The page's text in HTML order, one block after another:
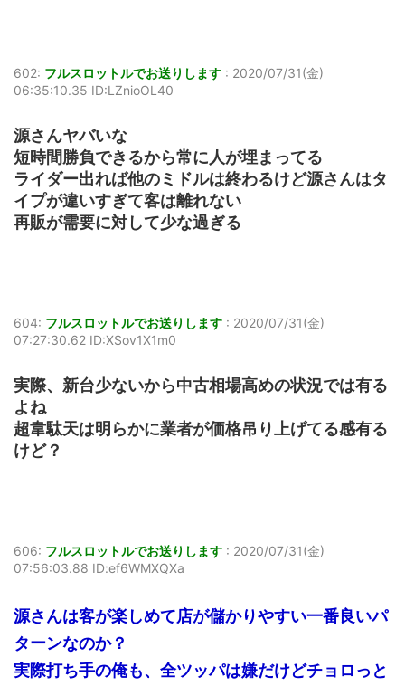
602: フルスロットルでお送りします : 2020/07/31(金)
06:35:10.35 ID:LZnioOL40
源さんヤバいな
短時間勝負できるから常に人が埋まってる
ライダー出れば他のミドルは終わるけど源さんはタ
イプが違いすぎて客は離れない
再販が需要に対して少な過ぎる
604: フルスロットルでお送りします : 2020/07/31(金)
07:27:30.62 ID:XSov1X1m0
実際、新台少ないから中古相場高めの状況では有る
よね
超韋駄天は明らかに業者が価格吊り上げてる感有る
けど？
606: フルスロットルでお送りします : 2020/07/31(金)
07:56:03.88 ID:ef6WMXQXa
源さんは客が楽しめて店が儲かりやすい一番良いパ
ターンなのか？
実際打ち手の俺も、全ツッパは嫌だけどチョロっと